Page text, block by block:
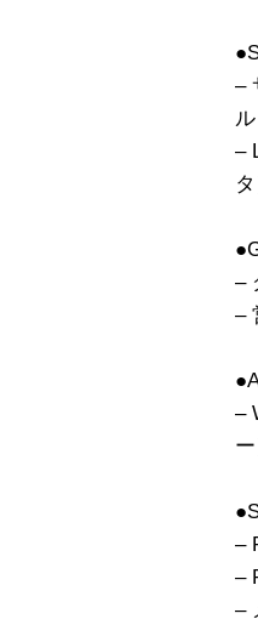
–
–
タ
–
–
–
ー
–
–
–